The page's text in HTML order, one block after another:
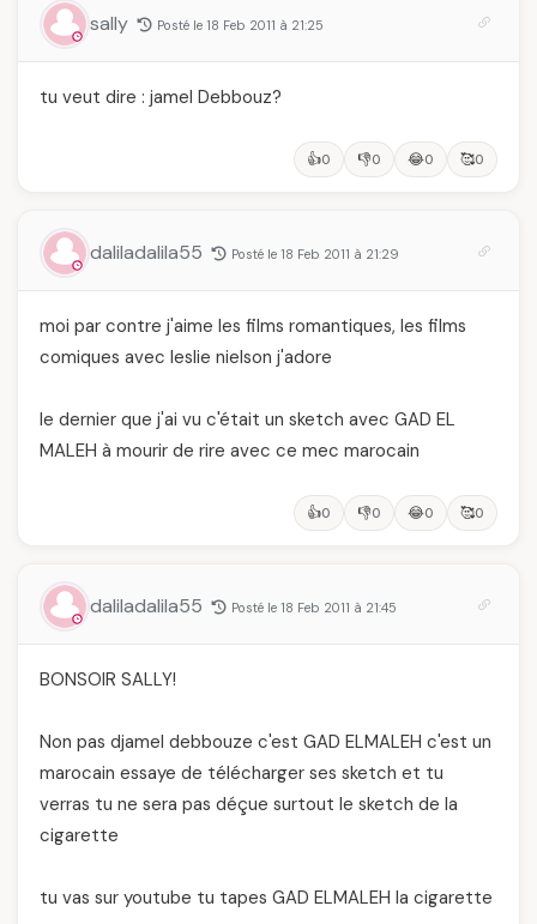
sally Posté le 18 Feb 2011 à 21:25
tu veut dire : jamel Debbouz?
👍0 👎0 😂0 🥰0
daliladalila55 Posté le 18 Feb 2011 à 21:29
moi par contre j'aime les films romantiques, les films
comiques avec leslie nielson j'adore
le dernier que j'ai vu c'était un sketch avec GAD EL
MALEH à mourir de rire avec ce mec marocain
👍0 👎0 😂0 🥰0
daliladalila55 Posté le 18 Feb 2011 à 21:45
BONSOIR SALLY!
Non pas djamel debbouze c'est GAD ELMALEH c'est un
marocain essaye de télécharger ses sketch et tu
verras tu ne sera pas déçue surtout le sketch de la
cigarette
tu vas sur youtube tu tapes GAD ELMALEH la cigarette